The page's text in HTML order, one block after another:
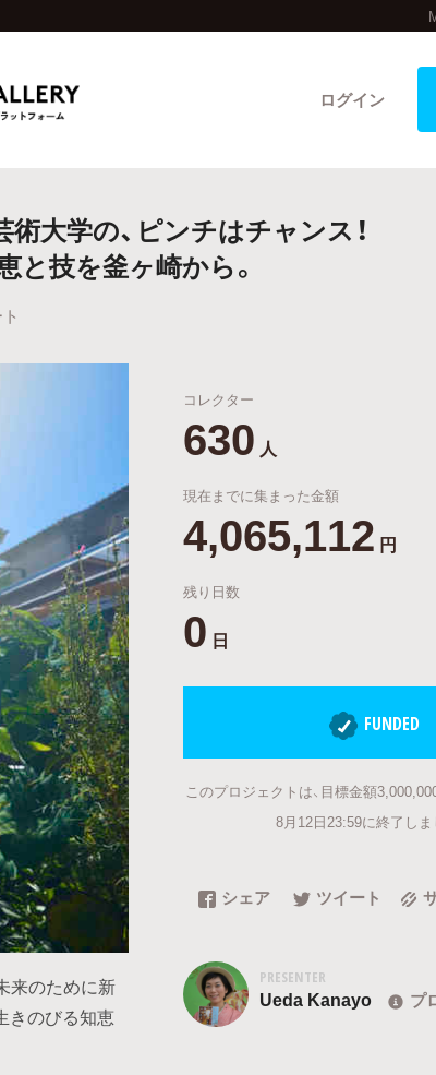
ログイン
終了間近のプロジェクト
特集から探す
大きいプロジェクト
術大学の、ピンチはチャンス！
と技を釜ヶ崎から。
来のために新
きのびる知恵
コレクター
630 人
現在までに集まった金額
4,065,112 円
残り日数
0 日
FUNDED
このプロジェクトは、目標金額
8月12日23:59に終了しま
シェア ツイート
PRESENTER
Ueda Kanayo プ